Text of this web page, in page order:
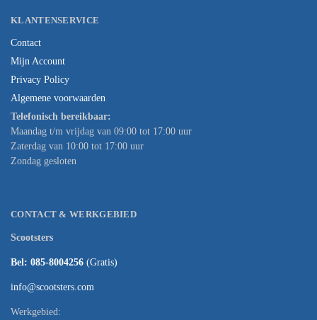
KLANTENSERVICE
Contact
Mijn Account
Privacy Policy
Algemene voorwaarden
Telefonisch bereikbaar:
Maandag t/m vrijdag van 09:00 tot 17:00 uur
Zaterdag van 10:00 tot 17:00 uur
Zondag gesloten
CONTACT & WERKGEBIED
Scootsters
Bel: 085-8004256 (Gratis)
info@scootsters.com
Werkgebied: